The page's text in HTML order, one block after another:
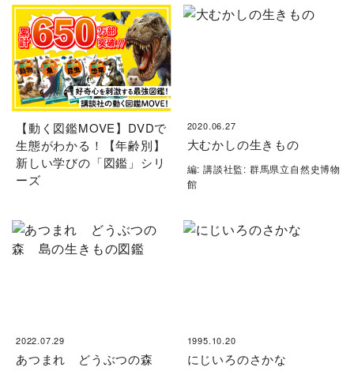
【動く図鑑MOVE】DVDで
生態がわかる！【年齢別】
新しい学びの「図鑑」シリ
ーズ
2020.06.27
大むかしの生きもの
編: 講談社監: 群馬県立自然史博物
館
2022.07.29
あつまれ どうぶつの森
1995.10.20
にじいろのさかな